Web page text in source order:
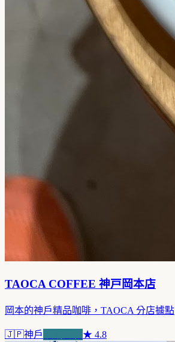
TAOCA COFFEE 神戸岡本店
岡本的神戶精品咖啡，TAOCA 分店據點
🇯🇵神戶 ★ 4.8